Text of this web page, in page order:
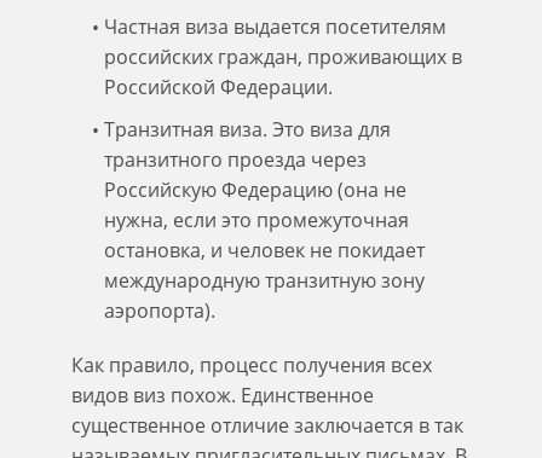
Частная виза выдается посетителям
российских граждан, проживающих в
Российской Федерации.
Транзитная виза. Это виза для
транзитного проезда через
Российскую Федерацию (она не
нужна, если это промежуточная
остановка, и человек не покидает
международную транзитную зону
аэропорта).
Как правило, процесс получения всех
видов виз похож. Единственное
существенное отличие заключается в так